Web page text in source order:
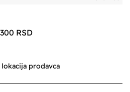
RSD
prodavca